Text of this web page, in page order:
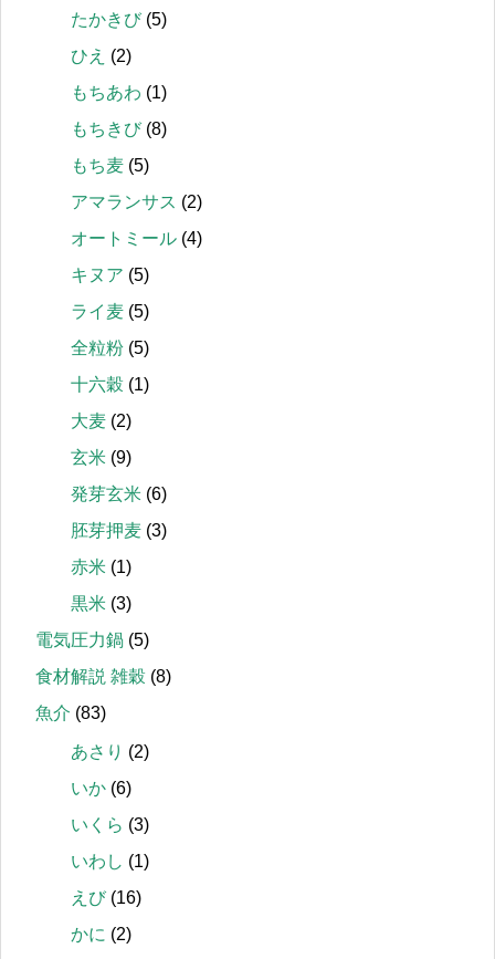
たかきび(5)
ひえ (2)
もちあわ (1)
もちきび(8)
もち麦 (5)
アマランサス (2)
オートミール (4)
キヌア (5)
ライ麦 (5)
全粒粉 (5)
十六穀 (1)
大麦 (2)
玄米 (9)
発芽玄米 (6)
胚芽押麦 (3)
赤米 (1)
黒米 (3)
電気圧力鍋 (5)
食材解説 雑穀 (8)
魚介 (83)
あさり (2)
いか (6)
いくら (3)
いわし (1)
えび(16)
かに (2)